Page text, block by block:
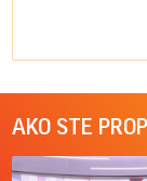
AKO STE